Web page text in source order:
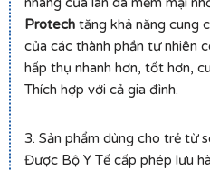
Protech tăng khả năng cung
của các thành phần tự nhiên
hấp thụ nhanh hơn, tốt hơn,
Thích hợp với cả gia đình.
3. Sản phẩm dùng cho trẻ từ
Được Bộ Y Tế cấp phép lưu